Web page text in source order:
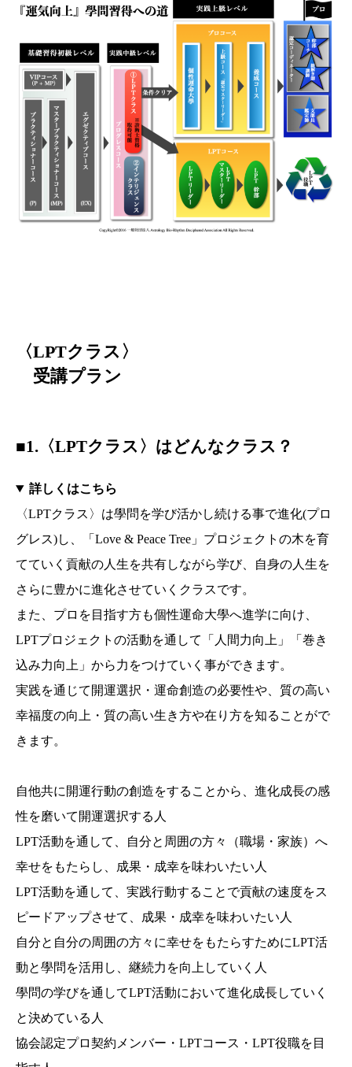
〈LPTクラス〉
受講プラン
■1.〈LPTクラス〉はどんなクラス？
詳しくはこちら
〈LPTクラス〉は學問を学び活かし続ける事で進化(プロ
グレス)し、「Love & Peace Tree」プロジェクトの木を育
てていく貢献の人生を共有しながら学び、自身の人生を
さらに豊かに進化させていくクラスです。
また、プロを目指す方も個性運命大學へ進学に向け、
LPTプロジェクトの活動を通して「人間力向上」「巻き
込み力向上」から力をつけていく事ができます。
実践を通じて開運選択・運命創造の必要性や、質の高い
幸福度の向上・質の高い生き方や在り方を知ることがで
きます。
自他共に開運行動の創造をすることから、進化成長の感
性を磨いて開運選択する人
LPT活動を通して、自分と周囲の方々（職場・家族）へ
幸せをもたらし、成果・成幸を味わいたい人
LPT活動を通して、実践行動することで貢献の速度をス
ピードアップさせて、成果・成幸を味わいたい人
自分と自分の周囲の方々に幸せをもたらすためにLPT活
動と學問を活用し、継続力を向上していく人
學問の学びを通してLPT活動において進化成長していく
と決めている人
協会認定プロ契約メンバー・LPTコース・LPT役職を目